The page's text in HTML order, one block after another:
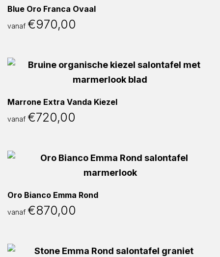
Blue Oro Franca Ovaal
vanaf €970,00
Marrone Extra Vanda Kiezel
vanaf €720,00
Oro Bianco Emma Rond
vanaf €870,00